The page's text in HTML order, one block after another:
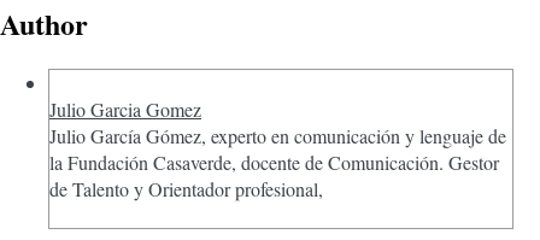
Author
Julio Garcia Gomez
Julio García Gómez, experto en comunicación y lenguaje de
la Fundación Casaverde, docente de Comunicación. Gestor
de Talento y Orientador profesional,